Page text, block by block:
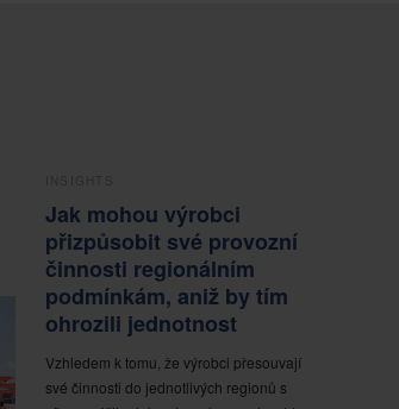
Jak mohou výrobci
přizpůsobit své provozní
činnosti regionálním
podmínkám, aniž by tím
ohrozili jednotnost
Vzhledem k tomu, že výrobci přesouvají
své činnosti do jednotlivých regionů s